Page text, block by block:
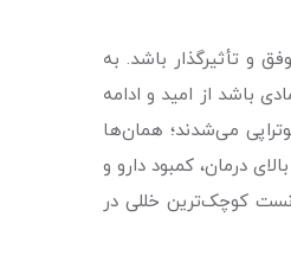
و تأثیرگذار باشد. به
باشد از امید و ادامه
رادیوتراپی می‌شدند؛ همان‌ها
بالای درمان، کمبود دارو و
کوچک‌ترین خللی در